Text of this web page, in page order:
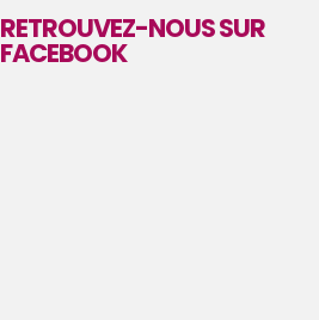
RETROUVEZ-NOUS SUR
FACEBOOK